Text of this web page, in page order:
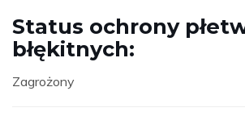
Status ochrony
błękitnych:
Zagrożony